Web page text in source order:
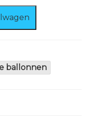
ballonnen